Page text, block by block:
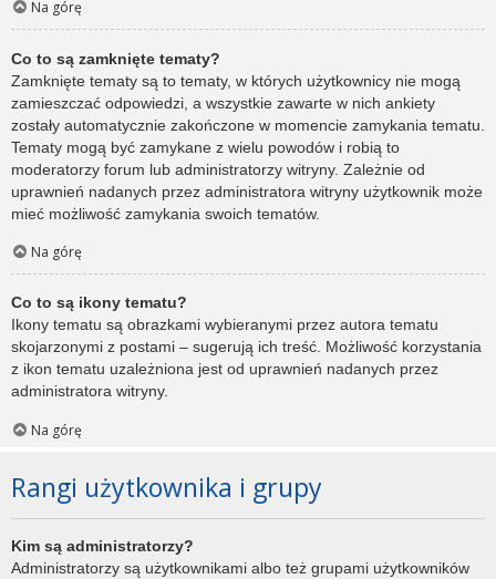
Na górę
Co to są zamknięte tematy?
Zamknięte tematy są to tematy, w których użytkownicy nie mogą
zamieszczać odpowiedzi, a wszystkie zawarte w nich ankiety
zostały automatycznie zakończone w momencie zamykania tematu.
Tematy mogą być zamykane z wielu powodów i robią to
moderatorzy forum lub administratorzy witryny. Zależnie od
uprawnień nadanych przez administratora witryny użytkownik może
mieć możliwość zamykania swoich tematów.
Na górę
Co to są ikony tematu?
Ikony tematu są obrazkami wybieranymi przez autora tematu
skojarzonymi z postami – sugerują ich treść. Możliwość korzystania
z ikon tematu uzależniona jest od uprawnień nadanych przez
administratora witryny.
Na górę
Rangi użytkownika i grupy
Kim są administratorzy?
Administratorzy są użytkownikami albo też grupami użytkowników